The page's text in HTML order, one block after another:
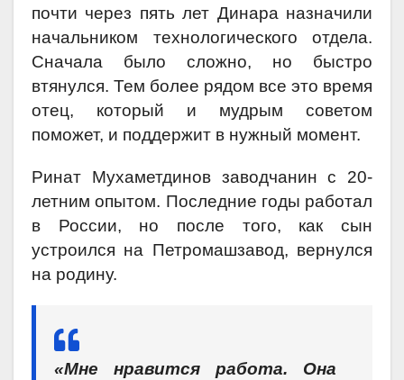
почти через пять лет Динара назначили
начальником технологического отдела.
Сначала было сложно, но быстро
втянулся. Тем более рядом все это время
отец, который и мудрым советом
поможет, и поддержит в нужный момент.
Ринат Мухаметдинов заводчанин с 20-
летним опытом. Последние годы работал
в России, но после того, как сын
устроился на Петромашзавод, вернулся
на родину.
«Мне нравится работа. Она